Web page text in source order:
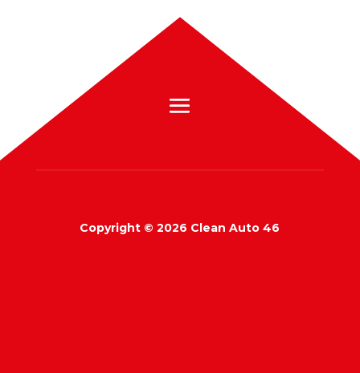
Copyright © 2026 Clean Auto 46